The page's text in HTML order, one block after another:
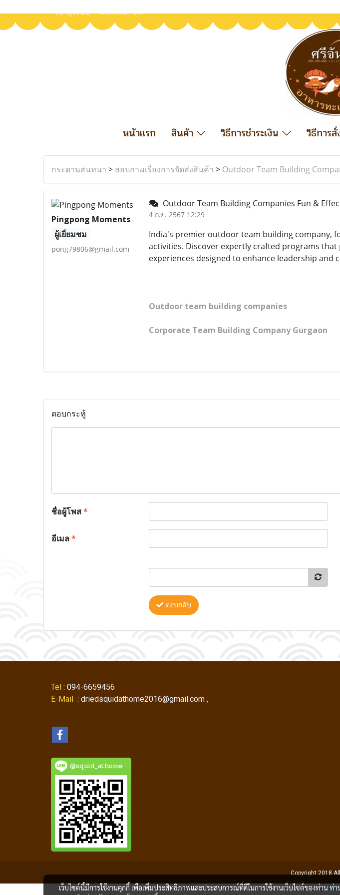
เข้าสู่ระบบ สมัครสมาชิก
หน้าแรก สินค้า วิธีการชำระเงิน วิธีการ
กระดานสนทนา > สอบถามเรื่องการจัดส่งสินค้า > Outdoor Team Building
Pingpong Moments
ผู้เยี่ยมชม
pong79806@gmail.com
Outdoor Team Building Companies Fun &
4 ก.ย. 2567 12:29
India's premier outdoor team building company,
activities. Discover expertly crafted programs
experiences designed to enhance leadership and
Outdoor team building companies
Corporate Team Building Company Gurgaon
ตอบกระทู้
ชื่อผู้โพส*
อีเมล*
ตอบกลับ
Tel : 094-6659456
E-Mail : driedsquidathome2016@gmail.com ,
@squid_athome
Copyright 2018
Powered by
เว็บไซต์นี้มีการใช้งานคุกกี้ เพื่อเพิ่มประสิทธิภาพและประสบการณ์ที่ดีในการใช้งานเว็บไซต์ของท่าน ท่